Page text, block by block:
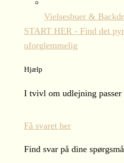
Vielsesbuer &
START HER - Find det
uforglemmelig
Hjælp
I tvivl om udlejning
Få svaret her
Find svar på dine